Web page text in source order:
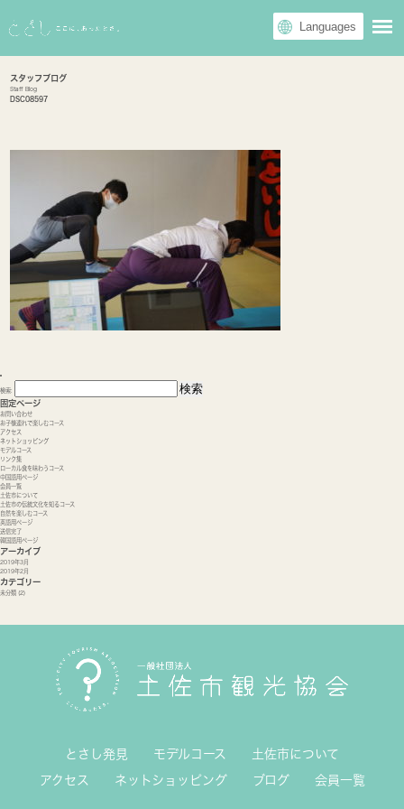
スタッフブログ
Staff Blog
DSC08597
検索:
固定ページ
お問い合わせ
お子様連れで楽しむコース
アクセス
ネットショッピング
モデルコース
リンク集
ローカル食を味わうコース
中国語用ページ
会員一覧
土佐市について
土佐市の伝統文化を知るコース
自然を楽しむコース
英語用ページ
送信完了
韓国語用ページ
アーカイブ
2019年3月
2019年2月
カテゴリー
未分類 (2)
とさし発見 モデルコース 土佐市について
アクセス ネットショッピング ブログ 会員一覧